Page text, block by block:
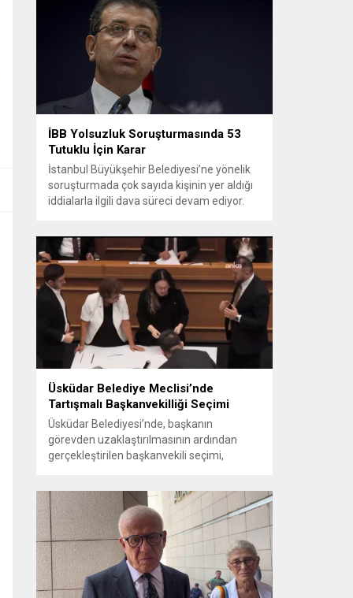
gelişmelere dair değerlendirmeleri
içermektedir. Yaklaşık 2 saat 15 dakika
süren oturumun sonuç metninde; terörle
mücadele, bölgesel istikrar,...
İBB Yolsuzluk Soruşturmasında 53
Tutuklu İçin Karar
İstanbul Büyükşehir Belediyesi’ne yönelik
soruşturmada çok sayıda kişinin yer aldığı
iddialarla ilgili dava süreci devam ediyor.
değerlendirdi. İnceleme sonucunda,
aralarında Ekrem İmamoğlu’nun da
bulunduğu 53 tutuklu hakkında tutukluluk
hallerinin sürdürülmesine karar verildi.
İddialar ve değerlendirilen talepler
Soruşturma kapsamında sanıklara
yöneltilen...
Üsküdar Belediye Meclisi’nde
Tartışmalı Başkanvekilliği Seçimi
Üsküdar Belediyesi’nde, başkanın
görevden uzaklaştırılmasının ardından
gerçekleştirilen başkanvekili seçimi,
oylamada usul ve gizlilikle ilgili ciddi iddialar
ortaya atıldı; bazı oyların geçersiz
sayılması ve meclis içindeki yönlendirmeler
kamuoyunda tepkilere yol açtı. Seçim
sürecinde yaşanan gelişmeler, parti
grupları arasındaki gerilimi artırdı. CHP’nin...